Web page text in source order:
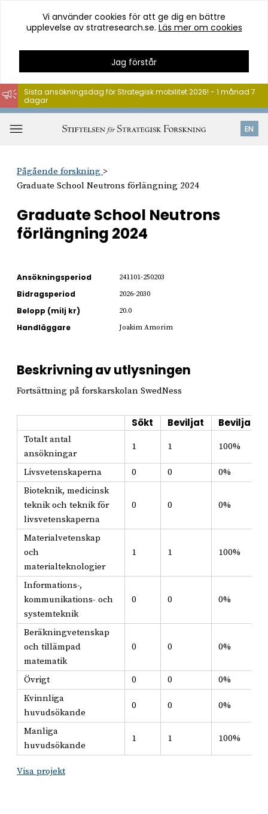
Hoppa
till
innehåll
Vi använder cookies för att ge dig en bättre
upplevelse av stratresearch.se. Läs mer om cookies
Jag förstår
EN
Sista ansökningsdag för Strategisk mobilitet 2026! - 1 månad 7
dagar
Pågående forskning
Graduate School Neutrons förlängning 2024
Graduate School Neutrons
förlängning 2024
Ansökningsperiod 241101-250203
Bidragsperiod 2026-2030
Belopp (milj kr) 20.0
Handläggare Joakim Amorim
Beskrivning av utlysningen
Fortsättning på forskarskolan SwedNess
Sökt Beviljat Beviljat i
Totalt antal
ansökningar
1 1 100%
Livsvetenskaperna 0 0
0%
Bioteknik, medicinsk
teknik och teknik för
livsvetenskaperna
0 0 0%
Materialvetenskap
och
materialteknologier
1 1 100%
Informations-,
kommunikations- och
systemteknik
0 0 0%
Beräkningvetenskap
och tillämpad
matematik
0 0 0%
Övrigt 0 0
0%
Kvinnliga
huvudsökande
0 0 0%
Manliga
huvudsökande
1 1 100%
Visa projekt